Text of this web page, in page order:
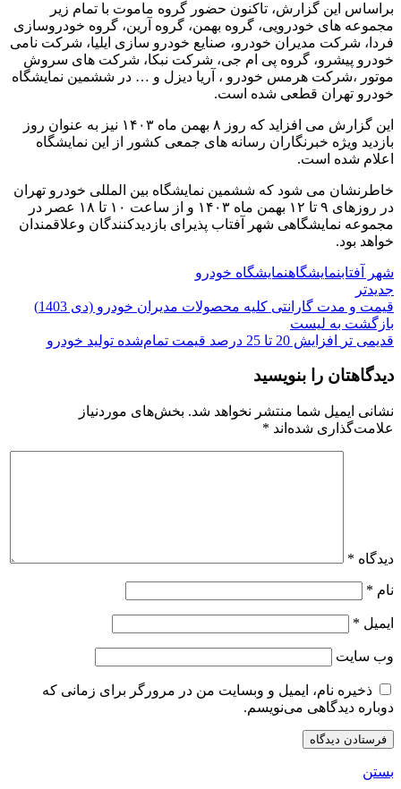
براساس این گزارش، تاکنون حضور گروه ماموت با تمام زیر
مجموعه های خودرویی، گروه بهمن، گروه آرین، گروه خودروسازی
فردا، شرکت مدیران خودرو، صنایع خودرو سازی ایلیا، شرکت نامی
خودرو پیشرو، گروه پی ام جی، شرکت نبکا، شرکت های سروش
موتور ،شرکت هرمس خودرو ، آریا دیزل و … در ششمین نمایشگاه
خودرو تهران قطعی شده است.
این گزارش می افزاید که روز ۸ بهمن ماه ۱۴۰۳ نیز به عنوان روز
بازدید ویژه خبرنگاران رسانه های جمعی کشور از این نمایشگاه
اعلام شده است.
خاطرنشان می شود که ششمین نمایشگاه بین المللی خودرو تهران
در روزهای ۹ تا ۱۲ بهمن ماه ۱۴۰۳ و از ساعت ۱۰ تا ۱۸ عصر در
مجموعه نمایشگاهی شهر آفتاب پذیرای بازدیدکنندگان وعلاقمندان
خواهد بود.
شهر آفتابنمایشگاهنمایشگاه خودرو
جدیدتر
قیمت و مدت گارانتی کلیه محصولات مدیران خودرو (دی 1403)
بازگشت به لیست
قدیمی تر
افزایش 20 تا 25 درصد قیمت تمام‌شده تولید خودرو
دیدگاهتان را بنویسید
نشانی ایمیل شما منتشر نخواهد شد. بخش‌های موردنیاز
علامت‌گذاری شده‌اند *
دیدگاه *
نام *
ایمیل *
وب‌ سایت
ذخیره نام، ایمیل و وبسایت من در مرورگر برای زمانی که
دوباره دیدگاهی می‌نویسم.
بستن